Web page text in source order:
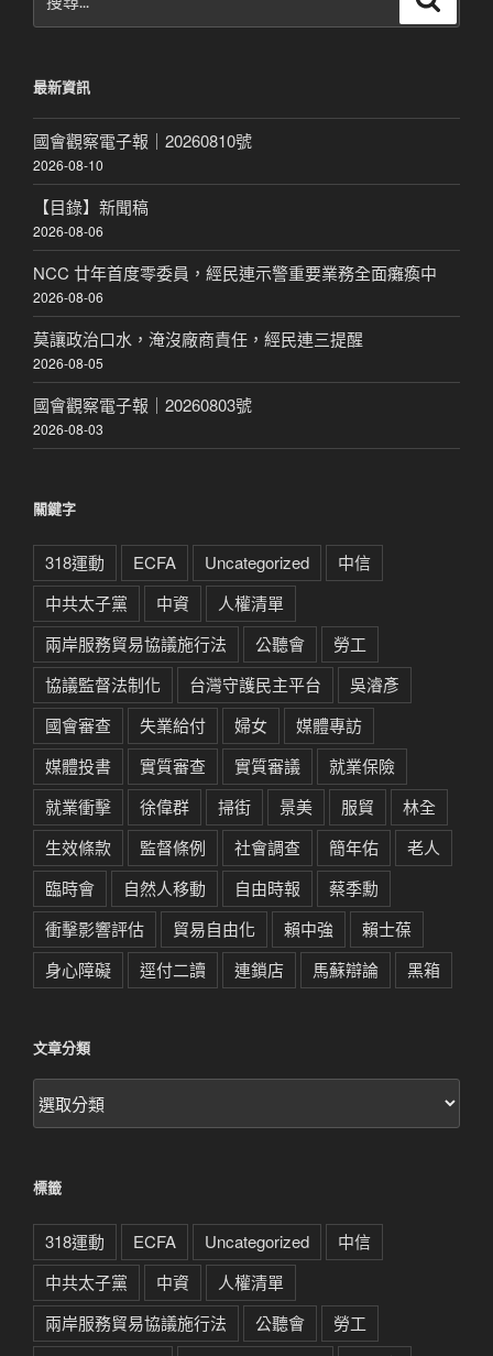
尋
字:
最新資訊
國會觀察電子報｜20260810號
2026-08-10
【目錄】新聞稿
2026-08-06
NCC 廿年首度零委員，經民連示警重要業務全面癱瘓中
2026-08-06
莫讓政治口水，淹沒廠商責任，經民連三提醒
2026-08-05
國會觀察電子報｜20260803號
2026-08-03
關鍵字
318運動 ECFA Uncategorized
中信
中共太子黨
中資
人權清單
兩岸服務貿易協議施行法
公聽會
勞工
協議監督法制化
台灣守護民主平台
吳濬彥
國會審查
失業給付 婦女
媒體專訪
媒體投書
實質審查 實質審議
就業保險
就業衝擊
徐偉群 掃街 景美 服貿
林全
生效條款
監督條例 社會調查 簡年佑
老人
臨時會
自然人移動 自由時報
蔡季勳
衝擊影響評估
貿易自由化 賴中強
賴士葆
身心障礙
逕付二讀 連鎖店 馬蘇辯論 黑箱
文章分類
文
章
標籤
318運動 ECFA Uncategorized
中信
中共太子黨
中資
人權清單
兩岸服務貿易協議施行法
公聽會
勞工